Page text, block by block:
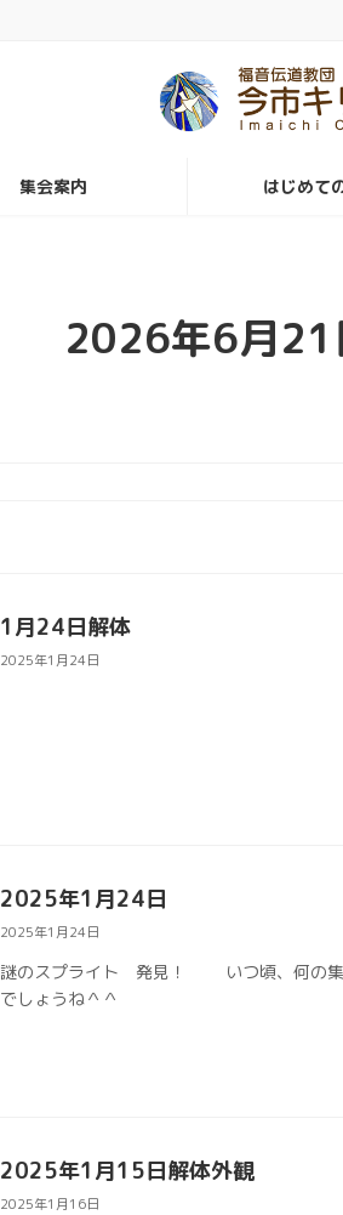
集会案内 はじめて
2026年6月21
1月24日解体
2025年1月24日
2025年1月24日
2025年1月24日
謎のスプライト 発見！ いつ頃、何の集
でしょうね＾＾
2025年1月15日解体外観
2025年1月16日